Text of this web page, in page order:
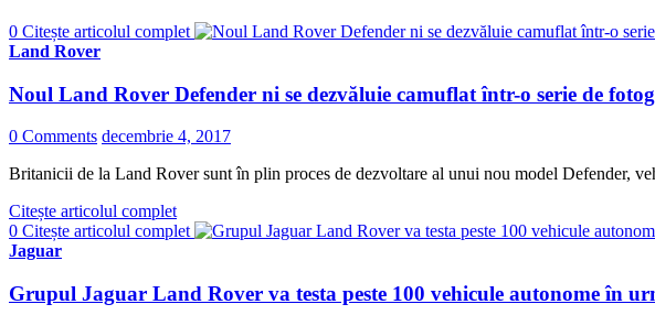
0 Citește articolul complet
Land Rover
Noul Land Rover Defender ni se dezvăluie camuflat într-o serie de
0 Comments decembrie 4, 2017
Britanicii de la Land Rover sunt în plin proces de dezvoltare al unui nou model Defender,
Citește articolul complet
0 Citește articolul complet
Jaguar
Grupul Jaguar Land Rover va testa peste 100 vehicule autonome în